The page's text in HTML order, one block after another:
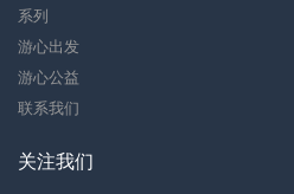
系列
游心出发
游心公益
联系我们
关注我们